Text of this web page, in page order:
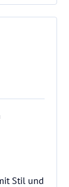
Stil und